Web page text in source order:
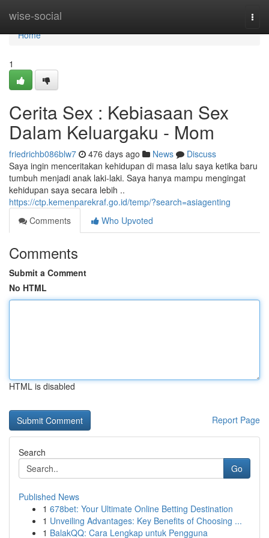
wise-social
Home
Home
1
Cerita Sex : Kebiasaan Sex
Dalam Keluargaku - Mom
friedrichb086blw7 476 days ago News
Discuss
Saya ingin menceritakan kehidupan di masa lalu saya ketika baru
tumbuh menjadi anak laki-laki. Saya hanya mampu mengingat
kehidupan saya secara lebih ..
https://ctp.kemenparekraf.go.id/temp/?search=asiagenting
Comments
Who Upvoted
Comments
Submit a Comment
No HTML
HTML is disabled
Report Page
Search
Go
Published News
1 678bet: Your Ultimate Online Betting Destination
1 Unveiling Advantages: Key Benefits of Choosing ...
1 BalakQQ: Cara Lengkap untuk Pengguna